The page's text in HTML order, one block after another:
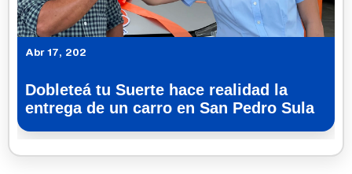
Abr 17, 202
Dobleteá tu Suerte hace realidad la
entrega de un carro en San Pedro Sula